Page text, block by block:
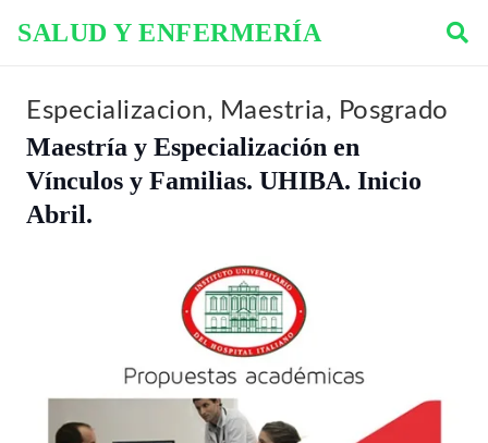
SALUD Y ENFERMERÍA
Especializacion, Maestria, Posgrado
Maestría y Especialización en
Vínculos y Familias. UHIBA. Inicio
Abril.